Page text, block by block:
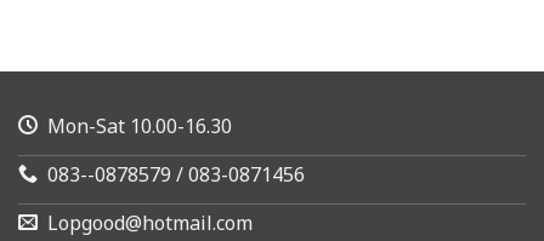
Mon-Sat 10.00-16.30
083--0878579 / 083-0871456
Lopgood@hotmail.com